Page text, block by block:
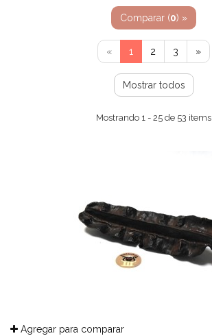
Comparar (0) »
« 1 2 3 »
Mostrar todos
Mostrando 1 - 25 de 53 items
Agregar para comparar